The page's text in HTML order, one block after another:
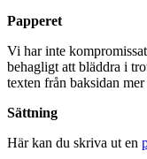
Papperet
Vi har inte
behagligt att bläddra i
texten från baksidan
Sättning
Här kan du skriva ut en